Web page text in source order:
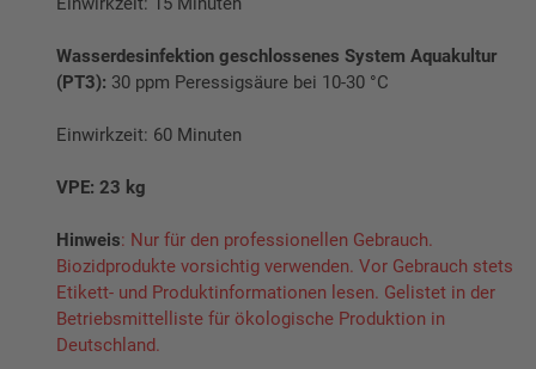
Wasserdesinfektion geschlossenes System Aquakultur
(PT3): 30 ppm Peressigsäure bei 10-30 °C
Einwirkzeit: 60 Minuten
VPE: 23 kg
Hinweis: Nur für den professionellen Gebrauch.
Biozidprodukte vorsichtig verwenden. Vor Gebrauch stets
Etikett- und Produktinformationen lesen. Gelistet in der
Betriebsmittelliste für ökologische Produktion in
Deutschland.